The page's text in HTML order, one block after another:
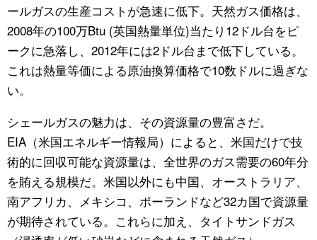
ールガスの生産コストが急速に低下。天然ガス価格は、
2008年の100万Btu (英国熱量単位)当たり12ドル台をピ
ークに急落し、2012年には2ドル台まで低下している。
これは熱量等価による原油換算価格で10数ドルに過ぎな
い。
シェールガスの魅力は、その資源量の豊富さだ。
EIA（米国エネルギー情報局）によると、米国だけで技
術的に回収可能な資源量は、全世界のガス需要の60年分
を賄える規模だ。米国以外にも中国、オーストラリア、
南アフリカ、メキシコ、ポーランドなど32カ国で資源量
が期待されている。これらに加え、タイトサンドガス